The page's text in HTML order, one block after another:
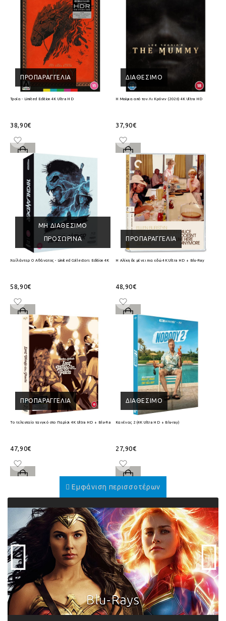
ΠΡΟΠΑΡΑΓΓΕΛΊΑ
Τροία - Limited Edition 4K Ultra HD
38,90€
ΔΙΑΘΈΣΙΜΟ
Η Μούμια από τον Λι Κρόνιν (2026) 4K Ultra HD
37,90€
ΜΗ ΔΙΑΘΈΣΙΜΟ
ΠΡΟΣΩΡΙΝΆ
Χαϊλάντερ Ο Αθάνατος - Limited Collectors Edition 4K Ultra HD + Blu-Ray
58,90€
ΠΡΟΠΑΡΑΓΓΕΛΊΑ
Η Αλίκη δε μένει πια εδώ 4K Ultra HD + Blu-Ray
48,90€
ΠΡΟΠΑΡΑΓΓΕΛΊΑ
Το τελευταίο τανγκό στο Παρίσι 4K Ultra HD + Blu-Ray
47,90€
ΔΙΑΘΈΣΙΜΟ
Κανένας 2 (4K Ultra HD + Blu-ray)
27,90€